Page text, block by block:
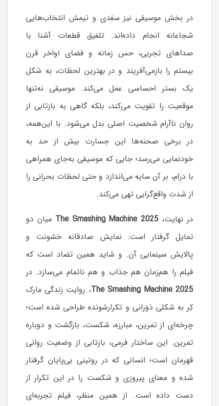
در بخش موسیقی نیز سفدی و تیمش انتخاب‌هایی
شجاعانه انجام داده‌اند. تلفیق قطعات آشنا با
صداهای تجربی، حس زمانه و فضای اواخر قرن
بیستم را بازمی‌آفریند و در بهترین لحظات، به شکل
یک بستر احساسی عمل می‌کند. موسیقی نه‌تنها
موقعیت را تقویت می‌کند، بلکه گاهی به بازتابی از
روان ناآرام شخصیت اصلی بدل می‌شود. با این‌همه،
در برخی صحنه‌ها این جسارت بیش از حد به
خودنمایی می‌رسد؛ جایی که موسیقی به‌جای همراهی
با درام، بر آن سایه می‌اندازد و حتی لحظات بحرانی را
از شدت واقع‌گرایی تهی می‌کند.
در نهایت، The Smashing Machine 2025 میان دو
تمایل گرفتار است: نمایش صادقانه خشونت و
پالایش سینمایی آن. و شاید همین تضاد است که
فیلم را هم‌زمان هم جذاب و هم ناتمام می‌سازد. در
The Smashing Machine 2025، روایت زندگی مارک
کِر به شکلی دَوَرانی و تکرارشونده طراحی شده است؛
چرخه‌ای از تمرین، مبارزه، شکست، بازگشت و دوباره
تمرین. این ساختار فرمی، بازتابی از وضعیت روانی
قهرمان است؛ انسانی که در روتینی بی‌پایان گرفتار
شده و معنای پیروزی و شکست را در این تکرار از
دست داده است. از همین منظر، فیلم تجربه‌ای